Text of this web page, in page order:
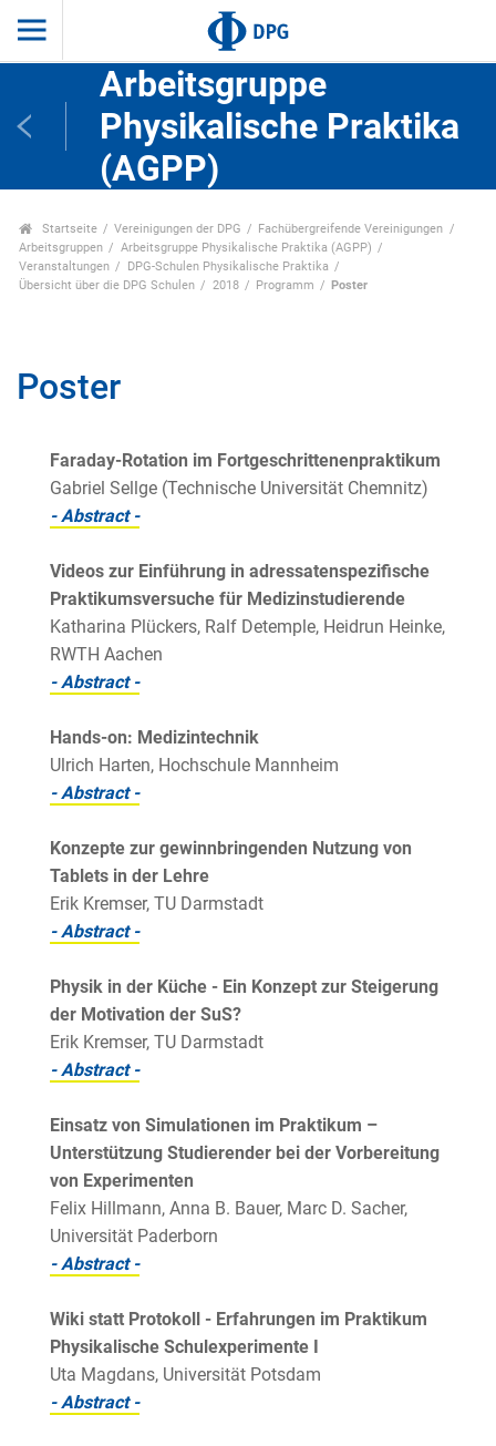
Arbeitsgruppe
Physikalische Praktika
(AGPP)
Startseite Vereinigungen der DPG
Fachübergreifende Vereinigungen
Arbeitsgruppen
Arbeitsgruppe Physikalische Praktika (AGPP)
Veranstaltungen
DPG-Schulen Physikalische Praktika
Übersicht über die DPG Schulen
2018 Programm Poster
Poster
Faraday-Rotation im Fortgeschrittenenpraktikum
Gabriel Sellge (Technische Universität Chemnitz)
- Abstract -
Videos zur Einführung in adressatenspezifische
Praktikumsversuche für Medizinstudierende
Katharina Plückers, Ralf Detemple, Heidrun Heinke,
RWTH Aachen
- Abstract -
Hands-on: Medizintechnik
Ulrich Harten, Hochschule Mannheim
- Abstract -
Konzepte zur gewinnbringenden Nutzung von
Tablets in der Lehre
Erik Kremser, TU Darmstadt
- Abstract -
Physik in der Küche - Ein Konzept zur Steigerung
der Motivation der SuS?
Erik Kremser, TU Darmstadt
- Abstract -
Einsatz von Simulationen im Praktikum –
Unterstützung Studierender bei der Vorbereitung
von Experimenten
Felix Hillmann, Anna B. Bauer, Marc D. Sacher,
Universität Paderborn
- Abstract -
Wiki statt Protokoll - Erfahrungen im Praktikum
Physikalische Schulexperimente I
Uta Magdans, Universität Potsdam
- Abstract -